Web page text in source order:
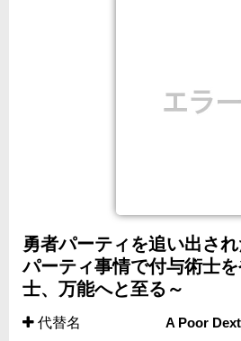
勇者パーティを追い出さ
パーティ事情で付与術士
士、万能へと至る～
代替名
A Poor